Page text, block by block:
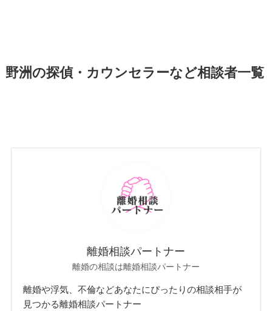
野洲の探偵・カウンセラーなど相談者一覧
離婚相談パートナー
離婚の相談は離婚相談パートナー
離婚や浮気、不倫などあなたにぴったりの相談相手が
見つかる離婚相談パートナー